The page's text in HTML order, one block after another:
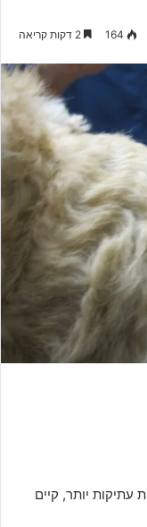
164
עתיקות יותר, קיים